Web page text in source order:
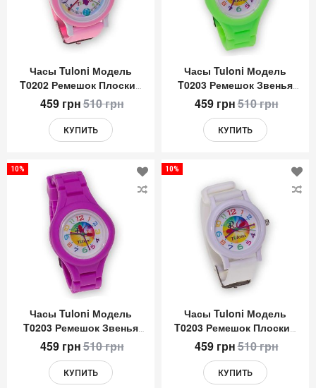
Часы Tuloni Модель
T0202 Ремешок Плоский
Цвет Светло-Розовый
459 грн510 грн
КУПИТЬ
Часы Tuloni Модель
T0203 Ремешок Звенья
Цвет Зеленый
459 грн510 грн
КУПИТЬ
10%
Добавить
Часы Tuloni Модель
T0203 Ремешок Звенья
Цвет Фуксия
459 грн510 грн
КУПИТЬ
10%
Часы Tuloni Модель
T0203 Ремешок Плоский
Цвет Белый
459 грн510 грн
КУПИТЬ